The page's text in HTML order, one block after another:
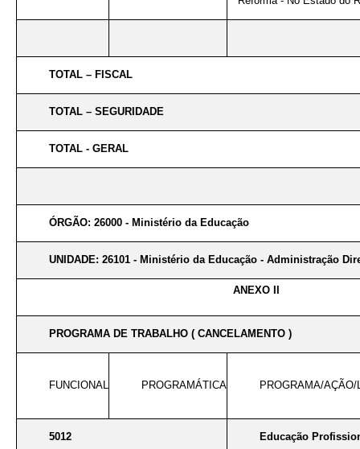
TOTAL – FISCAL
TOTAL – SEGURIDADE
TOTAL - GERAL
ÓRGÃO: 26000 - Ministério da Educação
UNIDADE: 26101 - Ministério da Educação - Administração
ANEXO II
PROGRAMA DE TRABALHO ( CANCELAMENTO )
FUNCIONAL PROGRAMÁTICA PROGRAMA/
5012 Educação